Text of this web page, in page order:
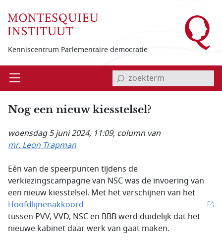
Kenniscentrum Parlementaire democratie
Open invoerveld zoekterm
Nog een nieuw kiesstelsel?
woensdag 5 juni 2024, 11:09, column van
mr. Leon Trapman
Eén van de speerpunten tijdens de
verkiezingscampagne van NSC was de invoering van
een nieuw kiesstelsel. Met het verschijnen van het
Hoofdlijnenakkoord
tussen PVV, VVD, NSC en BBB werd duidelijk dat het
nieuwe kabinet daar werk van gaat maken.